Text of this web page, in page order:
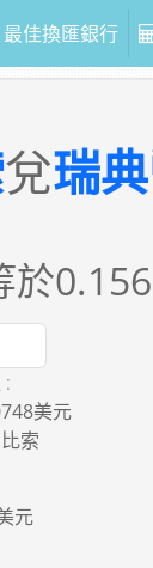
佳換匯銀行
兌瑞
於
:
美元
索
元